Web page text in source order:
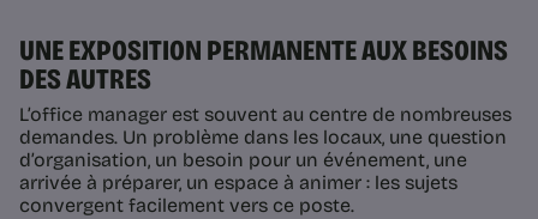
UNE EXPOSITION PERMANENTE AUX BESOINS
DES AUTRES
L’office manager est souvent au centre de nombreuses
demandes. Un problème dans les locaux, une question
d’organisation, un besoin pour un événement, une
arrivée à préparer, un espace à animer : les sujets
convergent facilement vers ce poste.